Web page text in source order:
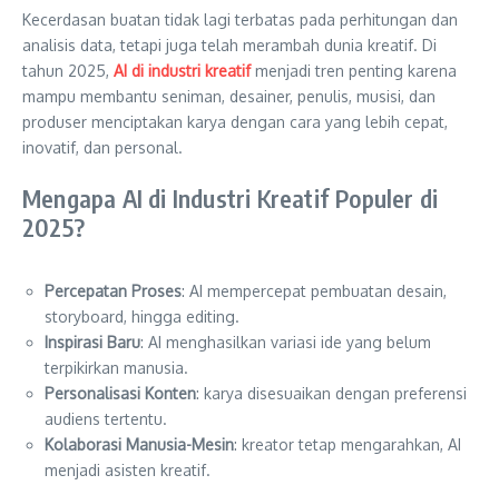
Kecerdasan buatan tidak lagi terbatas pada perhitungan dan
analisis data, tetapi juga telah merambah dunia kreatif. Di
tahun 2025, AI di industri kreatif menjadi tren penting karena
mampu membantu seniman, desainer, penulis, musisi, dan
produser menciptakan karya dengan cara yang lebih cepat,
inovatif, dan personal.
Mengapa AI di Industri Kreatif Populer di
2025?
Percepatan Proses: AI mempercepat pembuatan desain,
storyboard, hingga editing.
Inspirasi Baru: AI menghasilkan variasi ide yang belum
terpikirkan manusia.
Personalisasi Konten: karya disesuaikan dengan preferensi
audiens tertentu.
Kolaborasi Manusia-Mesin: kreator tetap mengarahkan, AI
menjadi asisten kreatif.